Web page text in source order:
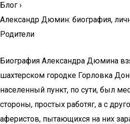
Блог ›
Александр Дюмин: биография,
Родители
Биография Александра Дюмина
шахтерском городке Горловка
населенный пункт, по сути, был
стороны, простых работяг, а с
аферистов, пытающихся на них